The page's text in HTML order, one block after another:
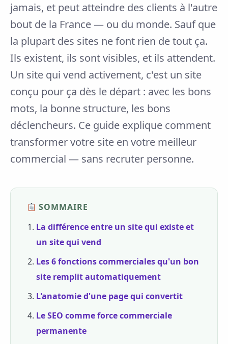
jamais, et peut atteindre des clients à l'autre
bout de la France — ou du monde. Sauf que
la plupart des sites ne font rien de tout ça.
Ils existent, ils sont visibles, et ils attendent.
Un site qui vend activement, c'est un site
conçu pour ça dès le départ : avec les bons
mots, la bonne structure, les bons
déclencheurs. Ce guide explique comment
transformer votre site en votre meilleur
commercial — sans recruter personne.
SOMMAIRE
La différence entre un site qui existe et
un site qui vend
Les 6 fonctions commerciales qu'un bon
site remplit automatiquement
L'anatomie d'une page qui convertit
Le SEO comme force commerciale
permanente